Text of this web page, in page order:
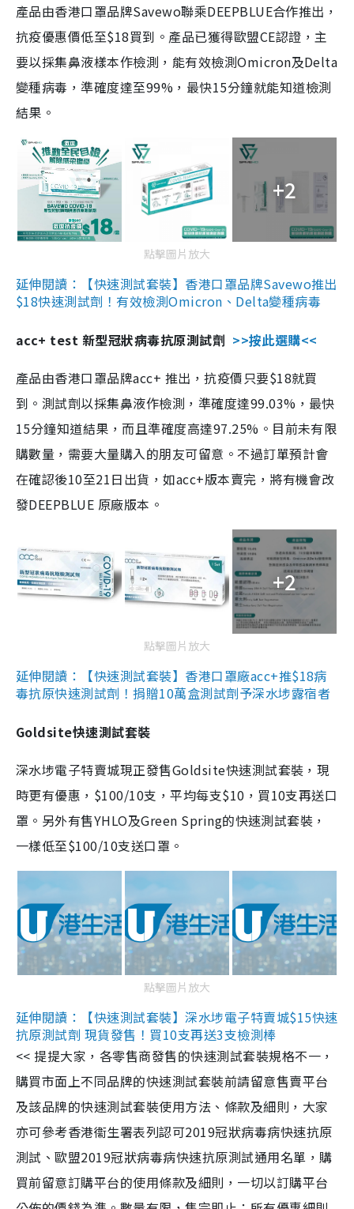
產品由香港口罩品牌Savewo聯乘DEEPBLUE合作推出，
抗疫優惠價低至$18買到。產品已獲得歐盟CE認證，主
要以採集鼻液樣本作檢測，能有效檢測Omicron及Delta
變種病毒，準確度達至99%，最快15分鐘就能知道檢測
結果。
+2
點擊圖片放大
延伸閱讀：【快速測試套裝】香港口罩品牌Savewo推出
$18快速測試劑！有效檢測Omicron、Delta變種病毒
acc+ test 新型冠狀病毒抗原測試劑 >>按此選購<<
產品由香港口罩品牌acc+ 推出，抗疫價只要$18就買
到。測試劑以採集鼻液作檢測，準確度達99.03%，最快
15分鐘知道結果，而且準確度高達97.25%。目前未有限
購數量，需要大量購入的朋友可留意。不過訂單預計會
在確認後10至21日出貨，如acc+版本賣完，將有機會改
發DEEPBLUE 原廠版本。
+2
點擊圖片放大
延伸閱讀：【快速測試套裝】香港口罩廠acc+推$18病
毒抗原快速測試劑！捐贈10萬盒測試劑予深水埗露宿者
Goldsite快速測試套裝
深水埗電子特賣城現正發售Goldsite快速測試套裝，現
時更有優惠，$100/10支，平均每支$10，買10支再送口
罩。另外有售YHLO及Green Spring的快速測試套裝，
一樣低至$100/10支送口罩。
點擊圖片放大
延伸閱讀：【快速測試套裝】深水埗電子特賣城$15快速
抗原測試劑 現貨發售！買10支再送3支檢測棒
<< 提提大家，各零售商發售的快速測試套裝規格不一，
購買市面上不同品牌的快速測試套裝前請留意售賣平台
及該品牌的快速測試套裝使用方法、條款及細則，大家
亦可參考香港衞生署表列認可2019冠狀病毒病快速抗原
測試、歐盟2019冠狀病毒病快速抗原測試通用名單，購
買前留意訂購平台的使用條款及細則，一切以訂購平台